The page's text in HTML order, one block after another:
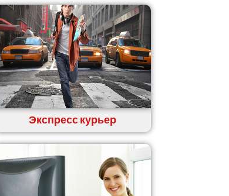
Экспресс курьер